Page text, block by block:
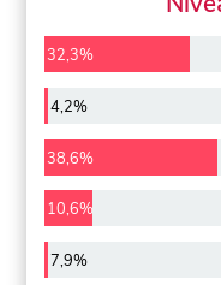
32,3%
4,2%
38,6%
10,6%
7,9%